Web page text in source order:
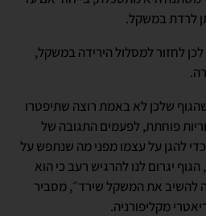
לרדת במשקל.
לחזור למסלול הירידה במשקל,
שלכן לא באמת רוצה שתיפטרו
פוחתת, לפעמים התגובה של
להגן על עצמו מפני מה שנתפש על
יגרום לנו להרגיש רעב כי הוא
להשיב את המשקל שירד״, מסביר
מקליפורניה.